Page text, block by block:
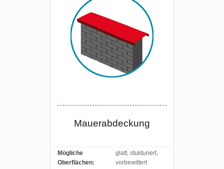
Mauerabdeckung
Mögliche
Oberflächen:
glatt, stukturiert,
vorbewittert